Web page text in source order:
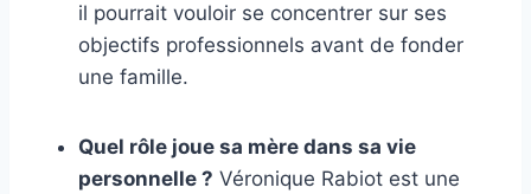
il pourrait vouloir se concentrer sur ses
objectifs professionnels avant de fonder
une famille.
Quel rôle joue sa mère dans sa vie
personnelle ? Véronique Rabiot est une